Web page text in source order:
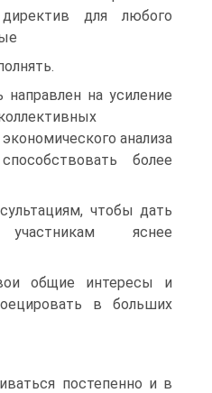
для любого
на усиление
анализа
более
чтобы дать
яснее
общие интересы и
в больших
постепенно и в